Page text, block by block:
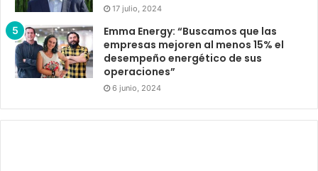
17 julio, 2024
Emma Energy: “Buscamos que las
empresas mejoren al menos 15% el
desempeño energético de sus
operaciones”
6 junio, 2024